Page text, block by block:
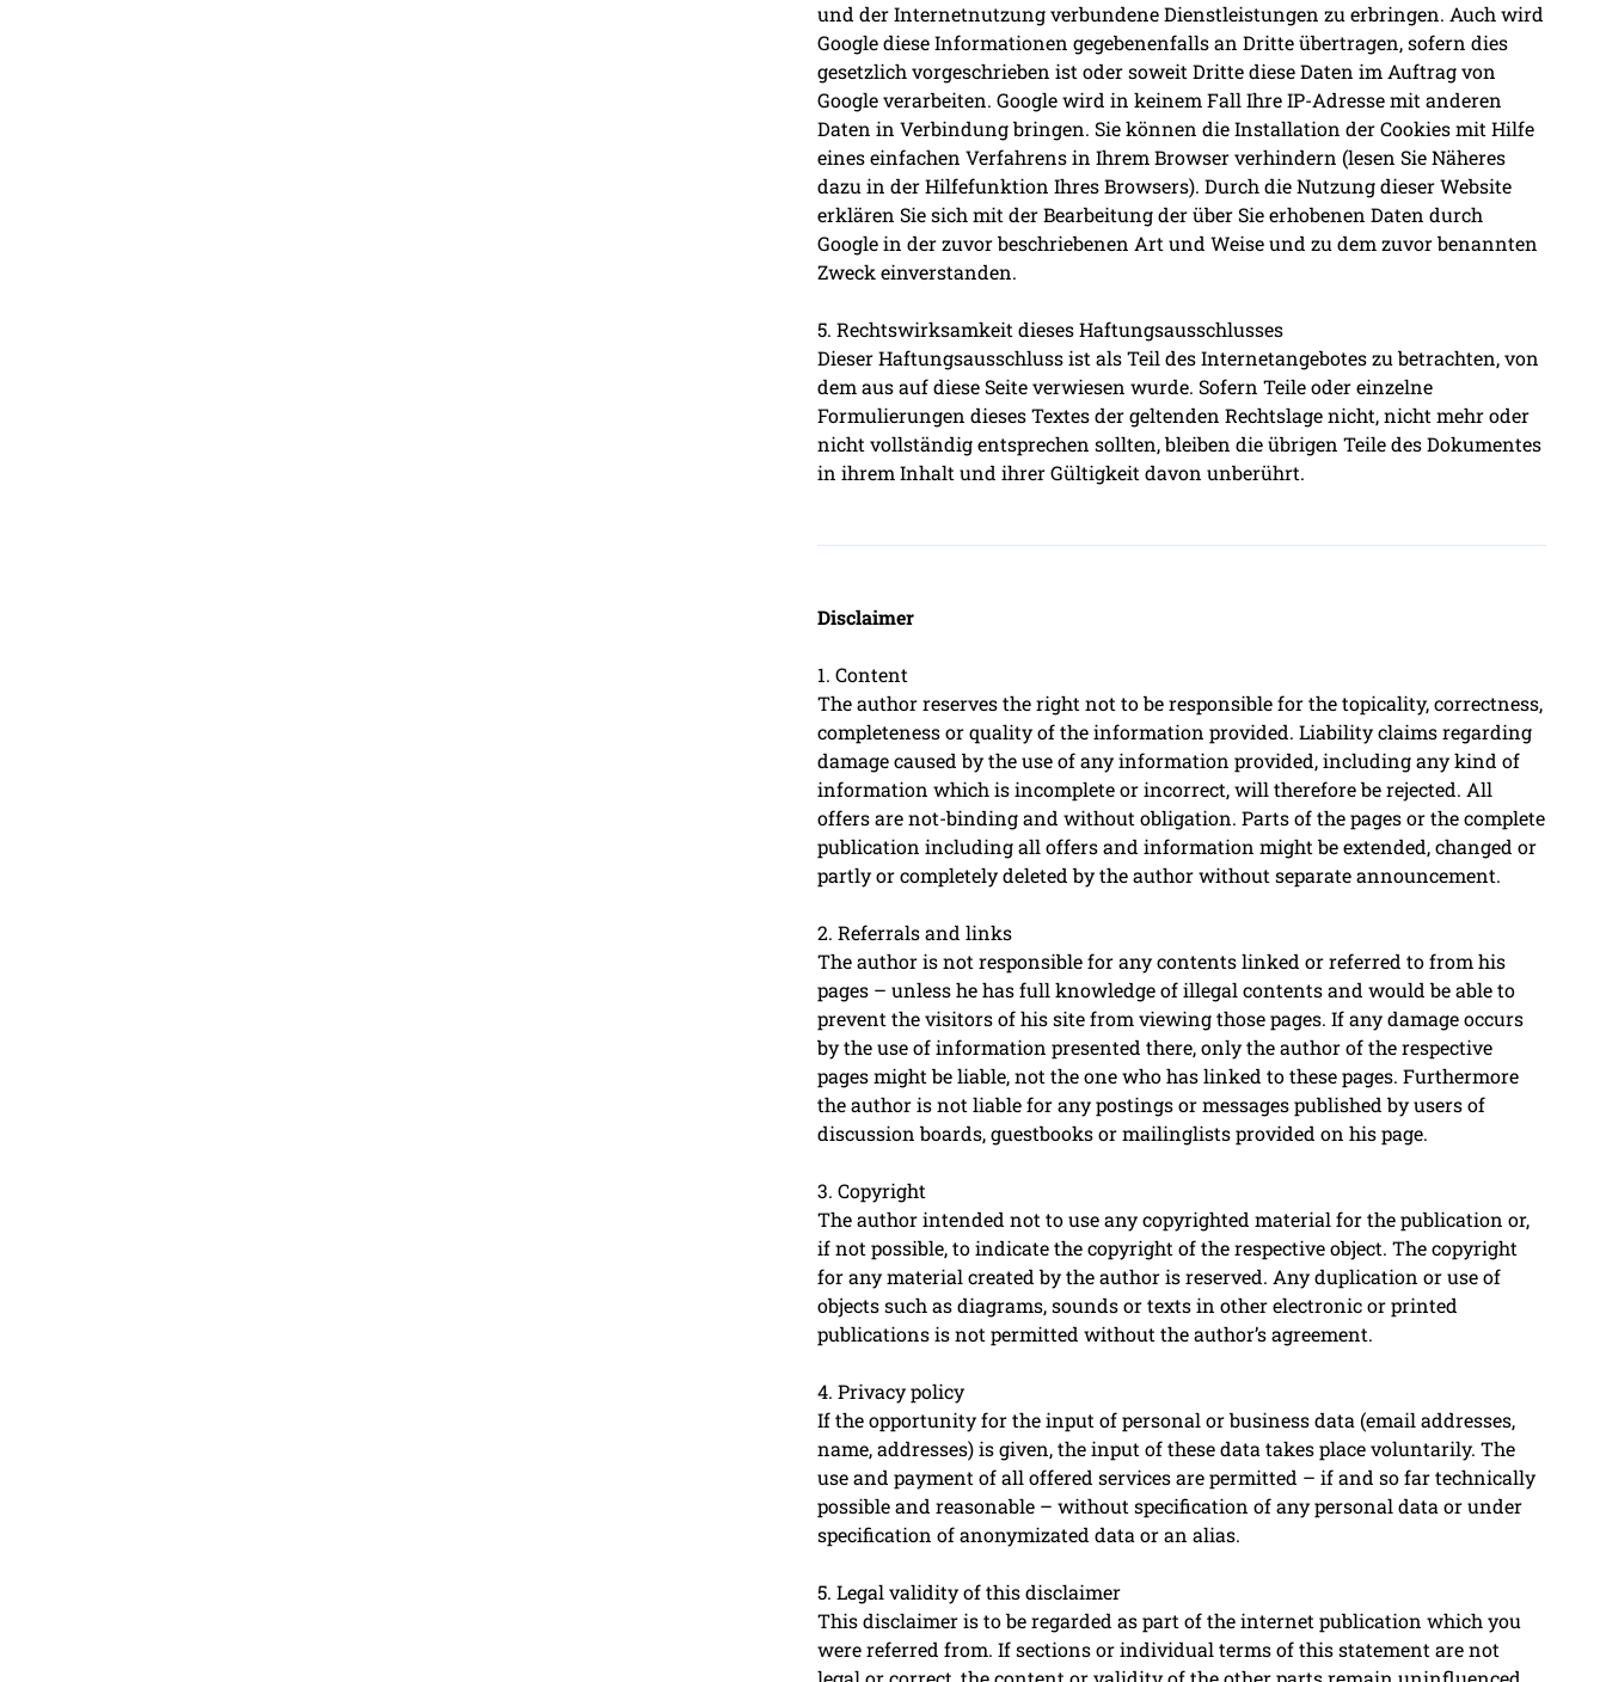
und der Internetnutzung verbundene Dienstleistungen zu erbringen. Auch wird
Google diese Informationen gegebenenfalls an Dritte übertragen, sofern dies
gesetzlich vorgeschrieben ist oder soweit Dritte diese Daten im Auftrag von
Google verarbeiten. Google wird in keinem Fall Ihre IP-Adresse mit anderen
Daten in Verbindung bringen. Sie können die Installation der Cookies mit Hilfe
eines einfachen Verfahrens in Ihrem Browser verhindern (lesen Sie Näheres
dazu in der Hilfefunktion Ihres Browsers). Durch die Nutzung dieser Website
erklären Sie sich mit der Bearbeitung der über Sie erhobenen Daten durch
Google in der zuvor beschriebenen Art und Weise und zu dem zuvor benannten
Zweck einverstanden.
5. Rechtswirksamkeit dieses Haftungsausschlusses
Dieser Haftungsausschluss ist als Teil des Internetangebotes zu betrachten, von
dem aus auf diese Seite verwiesen wurde. Sofern Teile oder einzelne
Formulierungen dieses Textes der geltenden Rechtslage nicht, nicht mehr oder
nicht vollständig entsprechen sollten, bleiben die übrigen Teile des Dokumentes
in ihrem Inhalt und ihrer Gültigkeit davon unberührt.
Disclaimer
1. Content
The author reserves the right not to be responsible for the topicality, correctness,
completeness or quality of the information provided. Liability claims regarding
damage caused by the use of any information provided, including any kind of
information which is incomplete or incorrect, will therefore be rejected. All
offers are not-binding and without obligation. Parts of the pages or the complete
publication including all offers and information might be extended, changed or
partly or completely deleted by the author without separate announcement.
2. Referrals and links
The author is not responsible for any contents linked or referred to from his
pages – unless he has full knowledge of illegal contents and would be able to
prevent the visitors of his site from viewing those pages. If any damage occurs
by the use of information presented there, only the author of the respective
pages might be liable, not the one who has linked to these pages. Furthermore
the author is not liable for any postings or messages published by users of
discussion boards, guestbooks or mailinglists provided on his page.
3. Copyright
The author intended not to use any copyrighted material for the publication or,
if not possible, to indicate the copyright of the respective object. The copyright
for any material created by the author is reserved. Any duplication or use of
objects such as diagrams, sounds or texts in other electronic or printed
publications is not permitted without the author’s agreement.
4. Privacy policy
If the opportunity for the input of personal or business data (email addresses,
name, addresses) is given, the input of these data takes place voluntarily. The
use and payment of all offered services are permitted – if and so far technically
possible and reasonable – without specification of any personal data or under
specification of anonymizated data or an alias.
5. Legal validity of this disclaimer
This disclaimer is to be regarded as part of the internet publication which you
were referred from. If sections or individual terms of this statement are not